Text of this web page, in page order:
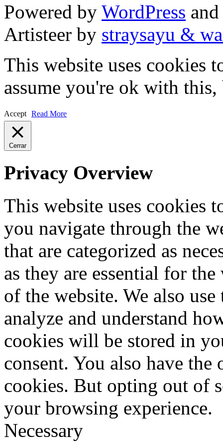
Powered by WordPress and
Artisteer by straysayu &
This website uses cookies
assume you're ok with
Accept Read More
Cerrar
Privacy Overview
This website uses cookies
you navigate through the
that are categorized as
as they are essential for
of the website. We also
analyze and understand
cookies will be stored in
consent. You also have
cookies. But opting out of
your browsing experience.
Necessary